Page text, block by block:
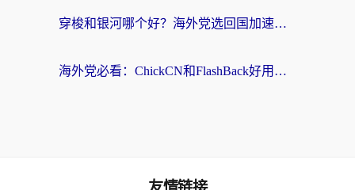
穿梭和银河哪个好？海外党选回国加速器的避坑指南，附番茄加速器实测体验
海外党必看：ChickCN和FlashBack好用吗？3招教你选对回国加速器（附云极、HomeCN、斧牛vs艾果对比）